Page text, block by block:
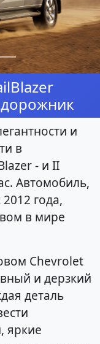
и
в
- и II
Автомобиль,
года,
в мире
Chevrolet
и дерзкий
деталь
яркие